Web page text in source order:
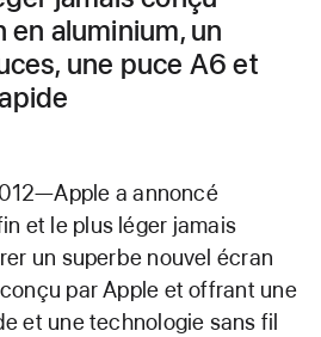
aluminium, un
une puce A6 et
a annoncé
et le plus léger jamais
un superbe nouvel écran
par Apple et offrant une
et une technologie sans fil